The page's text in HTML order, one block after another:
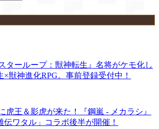
ターループ：獣神転生』名将がケモ化し
×獣神進化RPG。事前登録受付中！
虎王＆影虎が来た！『鋼嵐 - メカラシ』
伝ワタル」コラボ後半が開催！